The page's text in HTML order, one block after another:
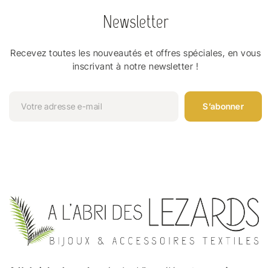
Newsletter
Recevez toutes les nouveautés et offres spéciales, en vous
inscrivant à notre newsletter !
S’abonner